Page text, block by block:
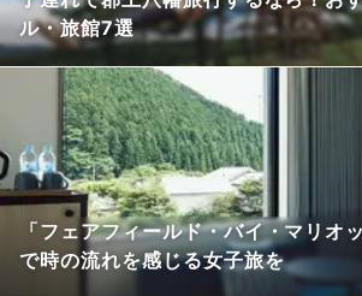
ル・旅館7選
「フェアフィールド・バイ・マリオ
で時の流れを感じる女子旅を